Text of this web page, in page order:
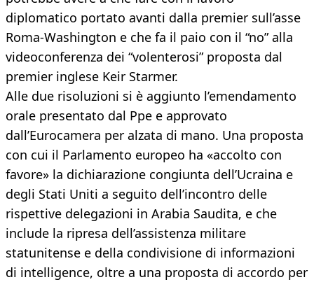
diplomatico portato avanti dalla premier sull’asse
Roma-Washington e che fa il paio con il “no” alla
videoconferenza dei “volenterosi” proposta dal
premier inglese Keir Starmer.
Alle due risoluzioni si è aggiunto l’emendamento
orale presentato dal Ppe e approvato
dall’Eurocamera per alzata di mano. Una proposta
con cui il Parlamento europeo ha «accolto con
favore» la dichiarazione congiunta dell’Ucraina e
degli Stati Uniti a seguito dell’incontro delle
rispettive delegazioni in Arabia Saudita, e che
include la ripresa dell’assistenza militare
statunitense e della condivisione di informazioni
di intelligence, oltre a una proposta di accordo per